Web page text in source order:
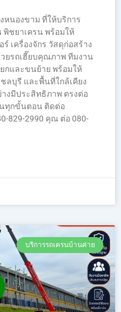
หนองขาม ที่ให้บริการ
พิชยาเครน พร้อมให้
เครื่องจักร วัสดุก่อสร้าง
ยรถเฮี๊ยบคุณภาพ ทีมงาน
กและขนย้าย พร้อมให้
ลบุรี และพื้นที่ใกล้เคียง
งมีประสิทธิภาพ ตรงต่อ
ทุกขั้นตอน ติดต่อ
829-2990 คุณ ต่อ 080-
บริการรถเครนบ้านค่าย